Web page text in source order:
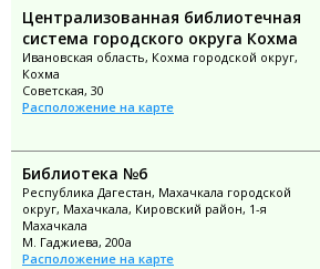
Централизованная библиотечная
система городского округа Кохма
Ивановская область, Кохма городской округ,
Кохма
Советская, 30
Расположение на карте
Библиотека №6
Республика Дагестан, Махачкала городской
округ, Махачкала, Кировский район, 1-я
Махачкала
М. Гаджиева, 200а
Расположение на карте